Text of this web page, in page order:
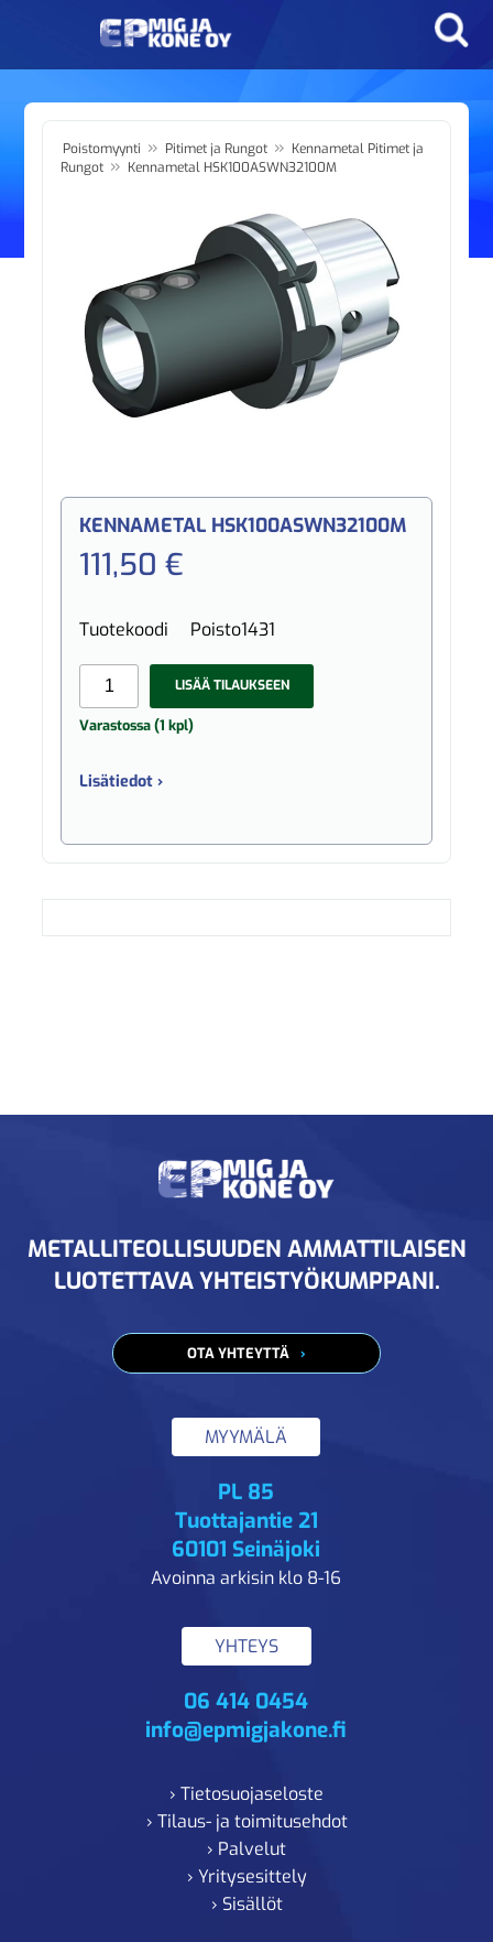
Poistomyynti » Pitimet ja Rungot » Kennametal Pitimet ja
Rungot » Kennametal HSK100ASWN32100M
KENNAMETAL HSK100ASWN32100M
111,50 €
Tuotekoodi Poisto1431
LISÄÄ TILAUKSEEN
Varastossa (1 kpl)
Lisätiedot ›
METALLITEOLLISUUDEN AMMATTILAISEN
LUOTETTAVA YHTEISTYÖKUMPPANI.
OTA YHTEYTTÄ
MYYMÄLÄ
PL 85
Tuottajantie 21
60101 Seinäjoki
Avoinna arkisin klo 8-16
YHTEYS
06 414 0454
info@epmigjakone.fi
› Tietosuojaseloste
› Tilaus- ja toimitusehdot
› Palvelut
› Yritysesittely
› Sisällöt